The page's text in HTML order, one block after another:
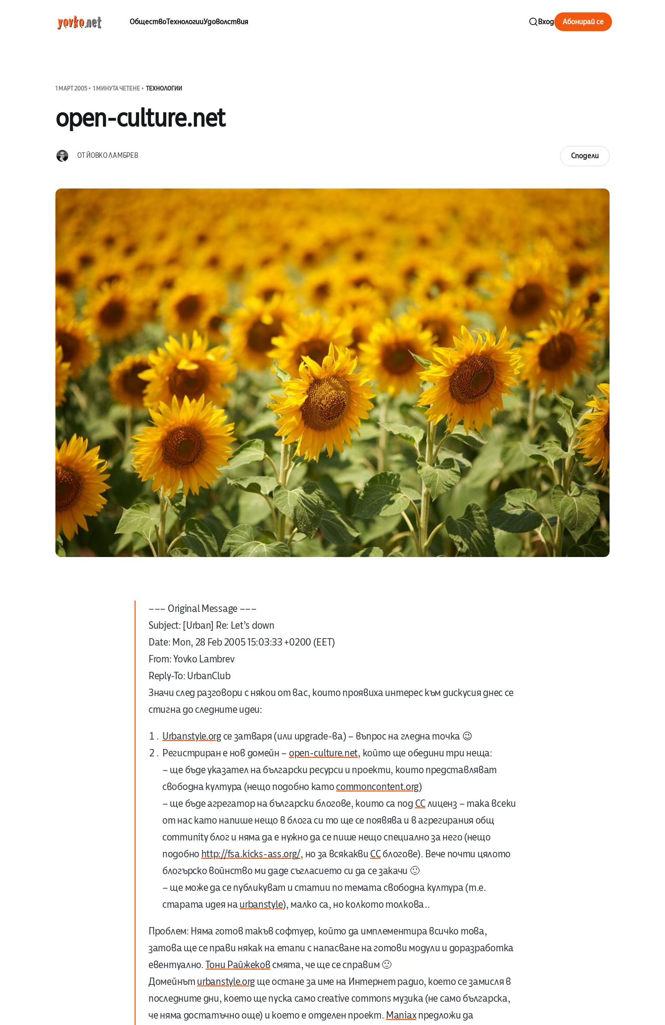
ОбществоТехнологииУдоволствия Вход Абонирай се
1 МАРТ 2005 1 МИНУТА ЧЕТЕНЕ ТЕХНОЛОГИИ
open-culture.net
ОТЙОВКО ЛАМБРЕВ Сподели
––– Original Message –––
Subject: [Urban] Re: Let’s down
Date: Mon, 28 Feb 2005 15:03:33 +0200 (EET)
From: Yovko Lambrev
Reply-To: UrbanClub
Значи след разговори с някои от вас, които проявиха интерес към дискусия днес се
стигна до следните идеи:
Urbanstyle.orgсе затваря (или upgrade-ва) – въпрос на гледна точка 😉
Регистриран е нов домейн – open-culture.net, който ще обедини три неща:
– ще бъде указател на български ресурси и проекти, които представляват
свободна култура (нещо подобно катоcommoncontent.org)
– ще бъде агрегатор на български блогове, които са под CCлиценз – така всеки
от нас като напише нещо в блога си то ще се появява и в агрегирания общ
community блог и няма да е нужно да се пише нещо специално за него (нещо
подобно http://fsa.kicks-ass.org/, но за всякаквиCCблогове). Вече почти цялото
блогърско войнство ми даде съгласието си да се закачи 🙂
– ще може да се публикуват и статии по темата свободна култура (т.е.
старата идея наurbanstyle), малко са, но колкото толкова…
Проблем: Няма готов такъв софтуер, който да имплементира всичко това,
затова ще се прави някак на етапи с напасване на готови модули и доразработка
евентуално.Тони Райжековсмята, че ще се справим 🙂
Домейнътurbanstyle.orgще остане за име на Интернет радио, което се замисля в
последните дни, което ще пуска само creative commons музика (не само българска,
че няма достатъчно още) и което е отделен проект. Maniaxпредложи да